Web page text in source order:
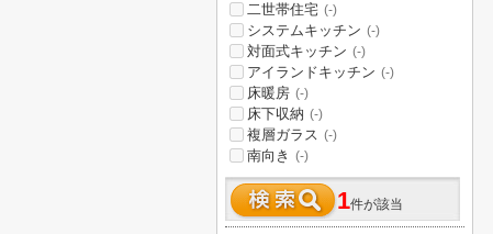
二世帯住宅 (-)
システムキッチン (-)
対面式キッチン (-)
アイランドキッチン (-)
床暖房 (-)
床下収納 (-)
複層ガラス (-)
南向き (-)
1件が該当